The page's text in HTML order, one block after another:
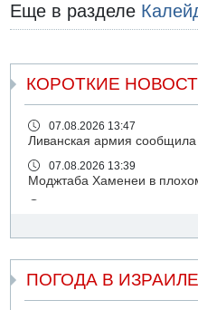
Еще в разделе
КОРОТКИЕ
07.08.2026 13:47
Ливанская армия
07.08.2026 13:39
Моджтаба Хаменеи в
свадьбу
07.08.2026 11:05
Саудовская Аравия
иракских ополченцев
ПОГОДА В ИЗРАИЛЕ